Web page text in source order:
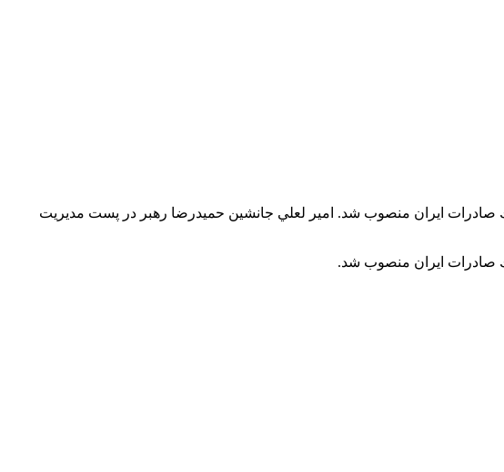
صادرات ايران منصوب شد. امير لعلي جانشين حميدرضا رهبر در پست مديريت
صادرات ايران منصوب شد.